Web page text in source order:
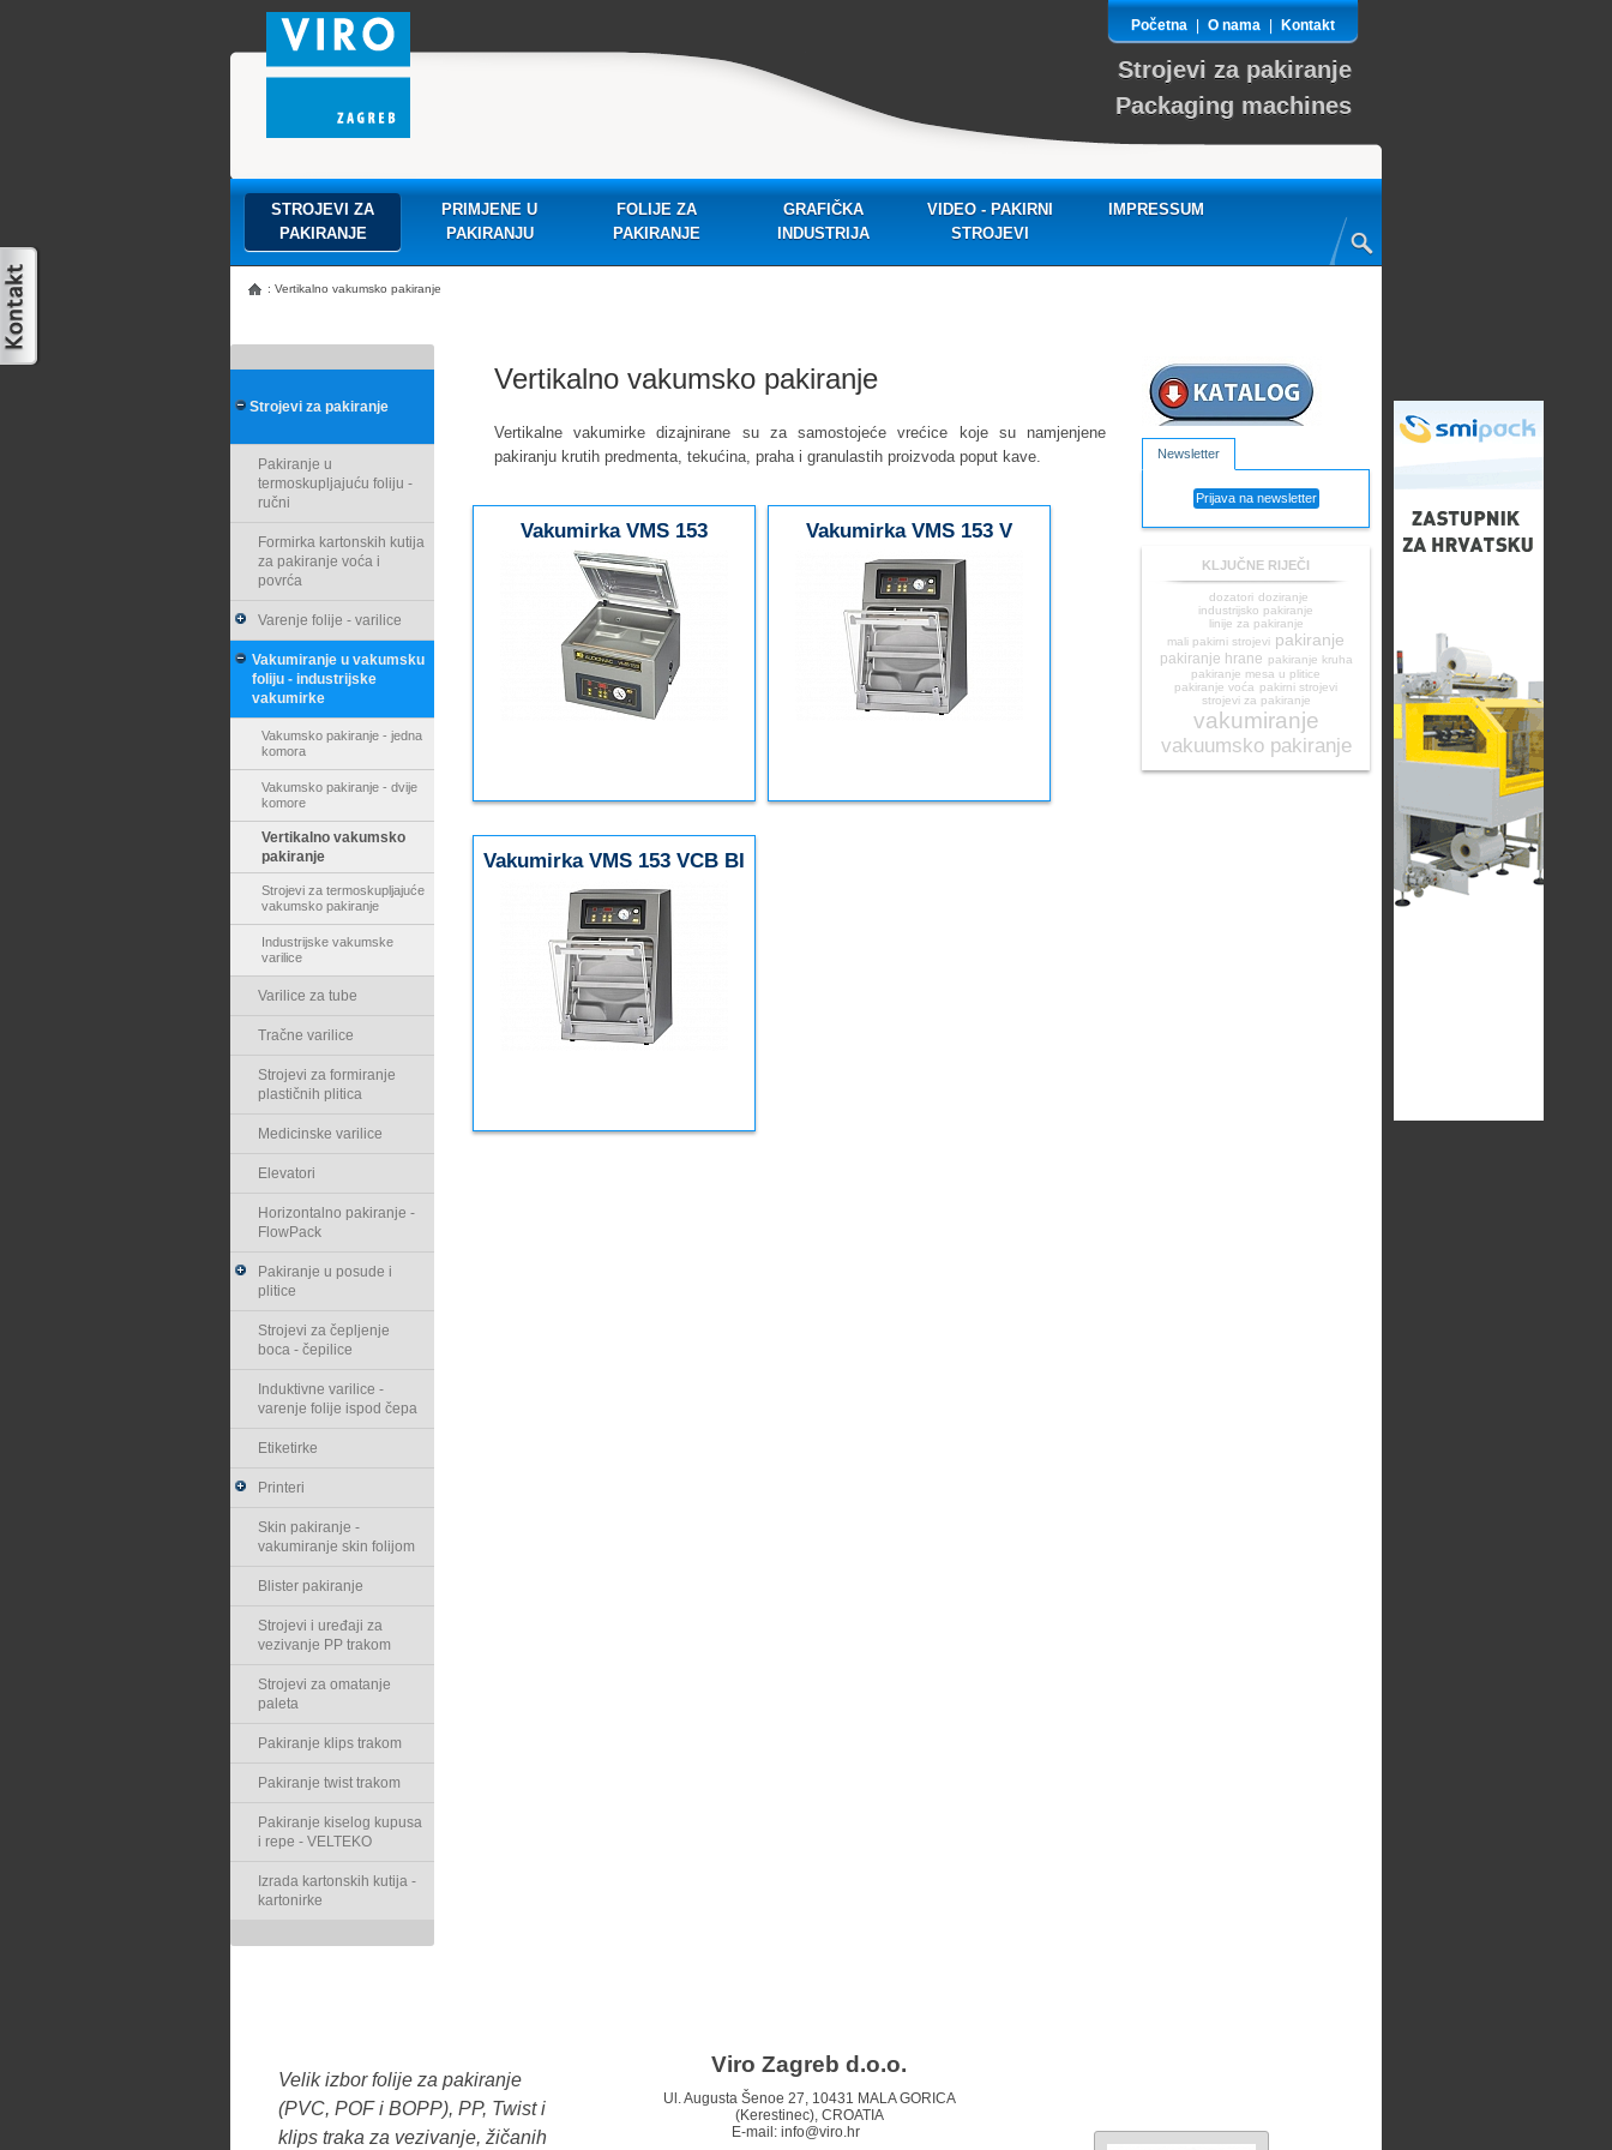
Početna O nama Kontakt
Strojevi za pakiranje
Packaging machines
STROJEVI ZA
PAKIRANJE
PRIMJENE U
PAKIRANJU
FOLIJE ZA
PAKIRANJE
GRAFIČKA
INDUSTRIJA
VIDEO - PAKIRNI
STROJEVI
IMPRESSUM
: Vertikalno vakumsko pakiranje
Strojevi za pakiranje
Pakiranje u
termoskupljajuću foliju -
ručni
Formirka kartonskih kutija
za pakiranje voća i
povrća
Varenje folije - varilice
Vakumiranje u vakumsku
foliju - industrijske
vakumirke
Vakumsko pakiranje - jedna
komora
Vakumsko pakiranje - dvije
komore
Vertikalno vakumsko
pakiranje
Strojevi za termoskupljajuće
vakumsko pakiranje
Industrijske vakumske
varilice
Varilice za tube
Tračne varilice
Strojevi za formiranje
plastičnih plitica
Medicinske varilice
Elevatori
Horizontalno pakiranje -
FlowPack
Pakiranje u posude i
plitice
Strojevi za čepljenje
boca - čepilice
Induktivne varilice -
varenje folije ispod čepa
Etiketirke
Printeri
Skin pakiranje -
vakumiranje skin folijom
Blister pakiranje
Strojevi i uređaji za
vezivanje PP trakom
Strojevi za omatanje
paleta
Pakiranje klips trakom
Pakiranje twist trakom
Pakiranje kiselog kupusa
i repe - VELTEKO
Izrada kartonskih kutija -
kartonirke
Vertikalno vakumsko pakiranje
Vertikalne vakumirke dizajnirane su zasamostojeće
vrećice koje su namjenjene
pakiranju krutih predmenta, tekućina, praha i granulastih proizvoda poput kave.
Vakumirka VMS 153 Vakumirka VMS 153 V
Vakumirka VMS 153 VCB BI
active
Newsletter
Prijava na newsletter
KLJUČNE RIJEČI
dozatori doziranje
industrijsko pakiranje
linije za pakiranje
mali pakirni strojevi pakiranje
pakiranje hrane pakiranje kruha
pakiranje mesa u plitice
pakiranje voća pakirni strojevi
strojevi za pakiranje
vakumiranje
vakuumsko pakiranje
Velik izbor folije za pakiranje
(PVC, POF i BOPP), PP, Twist i
klips traka za vezivanje, žičanih
Viro Zagreb d.o.o.
Ul. Augusta Šenoe 27, 10431 MALA GORICA
(Kerestinec), CROATIA
E-mail: info@viro.hr